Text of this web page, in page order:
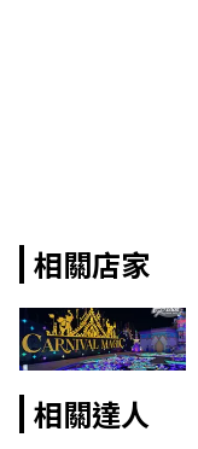
相關店家
相關達人